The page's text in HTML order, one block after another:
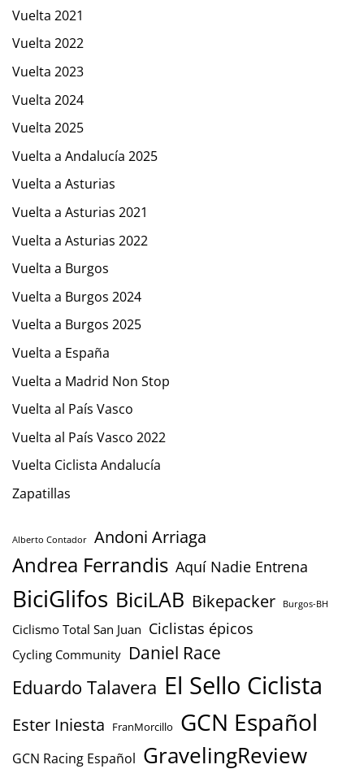
Vuelta 2021
Vuelta 2022
Vuelta 2023
Vuelta 2024
Vuelta 2025
Vuelta a Andalucía 2025
Vuelta a Asturias
Vuelta a Asturias 2021
Vuelta a Asturias 2022
Vuelta a Burgos
Vuelta a Burgos 2024
Vuelta a Burgos 2025
Vuelta a España
Vuelta a Madrid Non Stop
Vuelta al País Vasco
Vuelta al País Vasco 2022
Vuelta Ciclista Andalucía
Zapatillas
Alberto Contador Andoni Arriaga
Andrea Ferrandis Aquí Nadie Entrena
BiciGlifos BiciLAB Bikepacker Burgos-BH
Ciclismo Total San Juan Ciclistas épicos
Cycling Community Daniel Race
Eduardo Talavera El Sello Ciclista
Ester Iniesta FranMorcillo GCN Español
GCN Racing Español GravelingReview